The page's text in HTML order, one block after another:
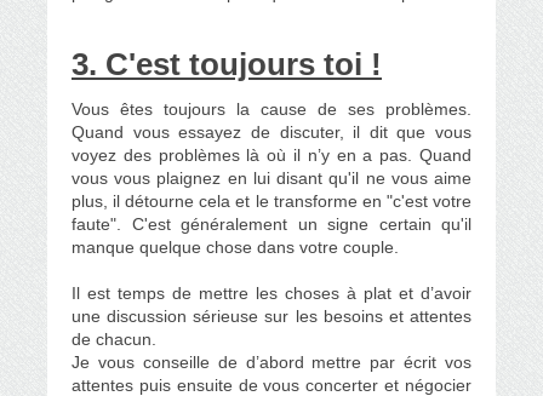
3. C'est toujours toi !
Vous êtes toujours la cause de ses problèmes.
Quand vous essayez de discuter, il dit que vous
voyez des problèmes là où il n’y en a pas. Quand
vous vous plaignez en lui disant qu'il ne vous aime
plus, il détourne cela et le transforme en "c'est votre
faute". C'est généralement un signe certain qu'il
manque quelque chose dans votre couple.
Il est temps de mettre les choses à plat et d’avoir
une discussion sérieuse sur les besoins et attentes
de chacun.
Je vous conseille de d’abord mettre par écrit vos
attentes puis ensuite de vous concerter et négocier